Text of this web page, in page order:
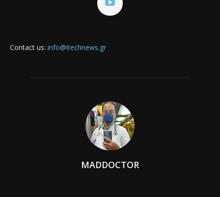
Contact us: info@itechnews.gr
MADDOCTOR